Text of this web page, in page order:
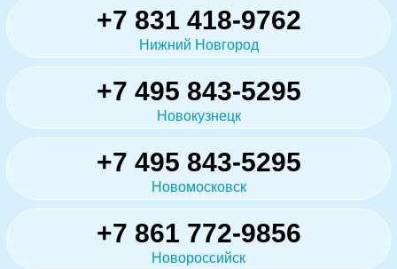
+7 831 418-9762
Нижний Новгород
+7 495 843-5295
Новокузнецк
+7 495 843-5295
Новомосковск
+7 861 772-9856
Новороссийск